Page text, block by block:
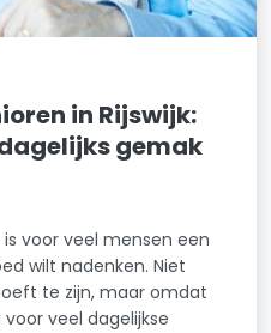
in Rijswijk:
gemak
voor veel mensen een
wilt nadenken. Niet
te zijn, maar omdat
veel dagelijkse